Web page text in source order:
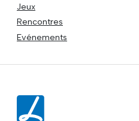
Jeux
Rencontres
Evénements